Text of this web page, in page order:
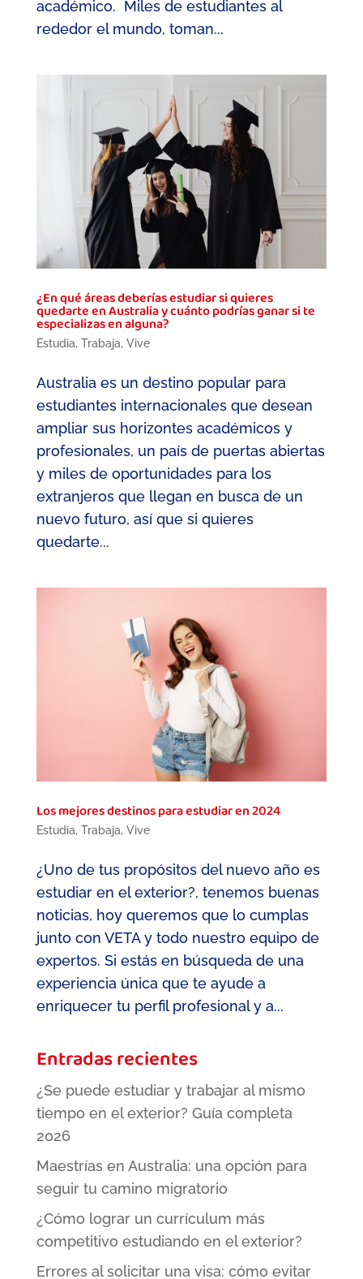
académico. Miles de estudiantes al
rededor el mundo, toman...
¿En qué áreas deberías estudiar si quieres
quedarte en Australia y cuánto podrías ganar si te
especializas en alguna?
Estudia, Trabaja, Vive
Australia es un destino popular para
estudiantes internacionales que desean
ampliar sus horizontes académicos y
profesionales, un país de puertas abiertas
y miles de oportunidades para los
extranjeros que llegan en busca de un
nuevo futuro, así que si quieres
quedarte...
Los mejores destinos para estudiar en 2024
Estudia, Trabaja, Vive
¿Uno de tus propósitos del nuevo año es
estudiar en el exterior?, tenemos buenas
noticias, hoy queremos que lo cumplas
junto con VETA y todo nuestro equipo de
expertos. Si estás en búsqueda de una
experiencia única que te ayude a
enriquecer tu perfil profesional y a...
Entradas recientes
¿Se puede estudiar y trabajar al mismo
tiempo en el exterior? Guía completa
2026
Maestrías en Australia: una opción para
seguir tu camino migratorio
¿Cómo lograr un currículum más
competitivo estudiando en el exterior?
Errores al solicitar una visa: cómo evitar